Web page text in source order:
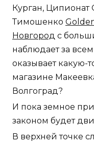
Курган, Ципионат
Тимошенко
Новгород с
наблюдает за
оказывает какую-
магазине
Волгоград?
И пока земное
законом будет
В верхней точке